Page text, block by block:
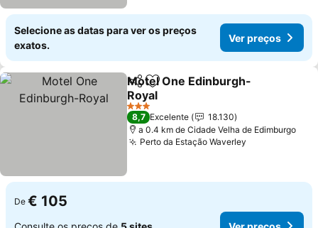
Selecione as datas para ver os preços
exatos.
Ver preços
PartilharAdicionar aos favoritos
Motel One Edinburgh-
Royal
Ver preços
3 Estrelas
8,7 Excelente
18.130
a 0.4 km de Cidade Velha de Edimburgo
Perto da Estação Waverley
De € 105